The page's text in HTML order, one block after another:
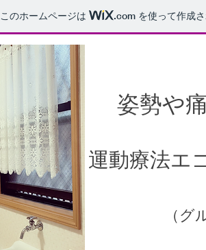
このホームページは .comを使って作成
姿勢や
運動療法エ
（グ